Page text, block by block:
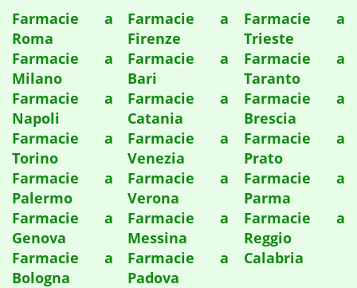
Farmacie a
Roma
Farmacie a
Milano
Farmacie a
Napoli
Farmacie a
Torino
Farmacie a
Palermo
Farmacie a
Genova
Farmacie a
Bologna
Farmacie a
Firenze
Farmacie a
Bari
Farmacie a
Catania
Farmacie a
Venezia
Farmacie a
Verona
Farmacie a
Messina
Farmacie a
Padova
Farmacie a
Trieste
Farmacie a
Taranto
Farmacie a
Brescia
Farmacie a
Prato
Farmacie a
Parma
Farmacie a
Reggio
Calabria